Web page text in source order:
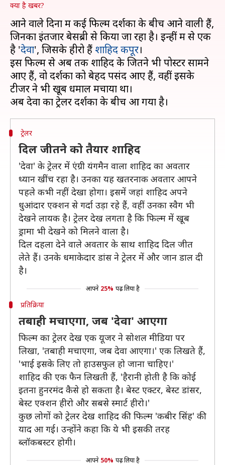
क्या है खबर?
आने वाले दिनों में कई फिल्में दर्शकों के बीच आने वाली हैं,
जिनका इंतजार बेसब्री से किया जा रहा है। इन्हीं में से एक
है 'देवा', जिसके हीरो हैं शाहिद कपूर।
इस फिल्म से अब तक शाहिद के जितने भी पोस्टर सामने
आए हैं, वो दर्शकों को बेहद पसंद आए हैं, वहीं इसके
टीजर ने भी खूब धमाल मचाया था।
ट्रेलर
दिल जीतने को तैयार शाहिद
'देवा' के ट्रेलर में एंग्री यंगमैन वाला शाहिद का अवतार
ध्यान खींच रहा है। उनका यह खतरनाक अवतार आपने
पहले कभी नहीं देखा होगा। इसमें जहां शाहिद अपने
धुआंदार एक्शन से गर्दा उड़ा रहे हैं, वहीं उनका स्वैग भी
देखने लायक है। ट्रेलर देख लगता है कि फिल्म में खूब
ड्रामा भी देखने को मिलने वाला है।
दिल दहला देने वाले अवतार के साथ शाहिद दिल जीत
लेते हैं। उनके धमाकेदार डांस ने ट्रेलर में और जान डाल दी
है।
आपने 25% पढ़ लिया है
प्रतिक्रिया
तबाही मचाएगा, जब 'देवा' आएगा
फिल्म का ट्रेलर देख एक यूजर ने सोशल मीडिया पर
लिखा, 'तबाही मचाएगा, जब देवा आएगा।' एक लिखते हैं,
'भाई इसके लिए तो हाउसफुल हो जाना चाहिए।'
शाहिद की एक फैन लिखती हैं, 'हैरानी होती है कि कोई
इतना हुनरमंद कैसे हो सकता है। बेस्ट एक्टर, बेस्ट डांसर,
बेस्ट एक्शन हीरो और सबसे स्मार्ट हीरो।'
कुछ लोगों को ट्रेलर देख शाहिद की फिल्म 'कबीर सिंह' की
याद आ गई। उन्होंने कहा कि ये भी इसकी तरह
ब्लॉकबस्टर होगी।
आपने 50% पढ़ लिया है